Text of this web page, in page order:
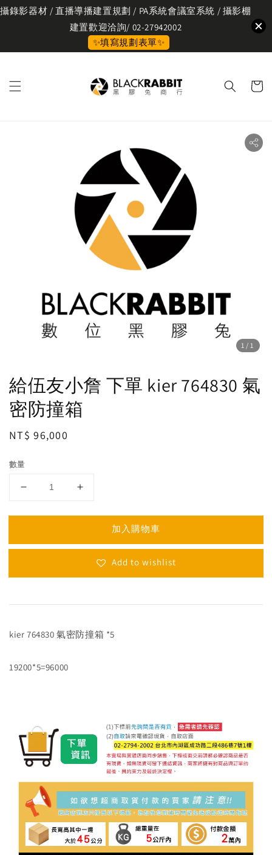
攝錄影器材 / 直播導播建置規劃 / PA系統會議室系統 / 攝影棚
建置歡迎洽詢/ 02-27942002
✨填寫規劃表單✨
1 /1
給伍友小詹 下單 kier 764830 氣
密防撞箱
Regular
NT$ 96,000
數量
加入購物車
Add to wishlist
kier 764830 氣密防撞箱 *5
19200*5=96000